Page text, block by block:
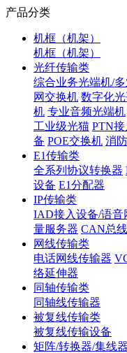
产品分类
机框（机架）
机框（机架）
光纤传输类
综合业务光端机/
网交换机 数字化光
机 专业音频光端机
工业级光猫 PTN
备 POE交换机 消
E1传输类
全系列协议转换器
设备 E1分配器
IP传输类
IAD接入设备/语音
量服务器 CAN总
网线传输类
电话网线传输器
络延伸器
同轴传输类
同轴线传输器
被复线传输类
被复线传输设备
矩阵/转换器/集线器